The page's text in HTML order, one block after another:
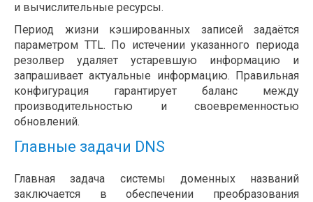
и вычислительные ресурсы.
Период жизни кэшированных записей задаётся
параметром TTL. По истечении указанного периода
резолвер удаляет устаревшую информацию и
запрашивает актуальные информацию. Правильная
конфигурация гарантирует баланс между
производительностью и своевременностью
обновлений.
Главные задачи DNS
Главная задача системы доменных названий
заключается в обеспечении преобразования